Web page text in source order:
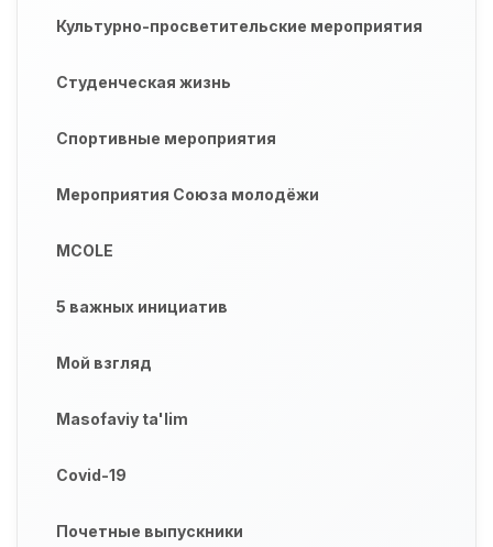
Культурно-просветительские мероприятия
Студенческая жизнь
Спортивные мероприятия
Мероприятия Союза молодёжи
MCOLE
5 важных инициатив
Мой взгляд
Masofaviy ta'lim
Covid-19
Почетные выпускники